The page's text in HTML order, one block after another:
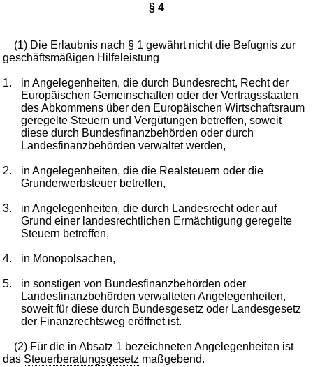
§ 4
(1) Die Erlaubnis nach § 1 gewährt nicht die Befugnis zur
geschäftsmäßigen Hilfeleistung
1.
in Angelegenheiten, die durch Bundesrecht, Recht der
Europäischen Gemeinschaften oder der Vertragsstaaten
des Abkommens über den Europäischen Wirtschaftsraum
geregelte Steuern und Vergütungen betreffen, soweit
diese durch Bundesfinanzbehörden oder durch
Landesfinanzbehörden verwaltet werden,
2.
in Angelegenheiten, die die Realsteuern oder die
Grunderwerbsteuer betreffen,
3.
in Angelegenheiten, die durch Landesrecht oder auf
Grund einer landesrechtlichen Ermächtigung geregelte
Steuern betreffen,
4. in Monopolsachen,
5.
in sonstigen von Bundesfinanzbehörden oder
Landesfinanzbehörden verwalteten Angelegenheiten,
soweit für diese durch Bundesgesetz oder Landesgesetz
der Finanzrechtsweg eröffnet ist.
(2) Für die in Absatz 1 bezeichneten Angelegenheiten ist
das Steuerberatungsgesetz maßgebend.